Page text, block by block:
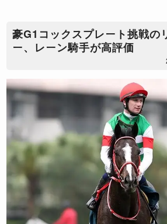
豪G1コックスプレート挑戦の
ー、レーン騎手が高評価